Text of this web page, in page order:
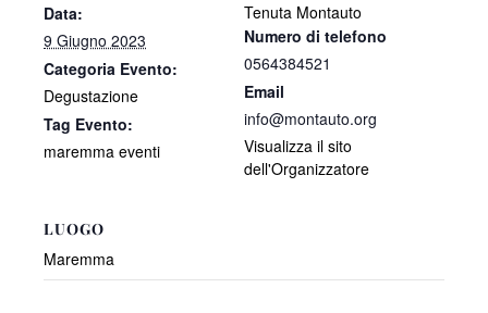
Data:
9 Giugno 2023
Categoria Evento:
Degustazione
Tag Evento:
maremma eventi
Tenuta Montauto
Numero di telefono
0564384521
Email
info@montauto.org
Visualizza il sito
dell'Organizzatore
LUOGO
Maremma